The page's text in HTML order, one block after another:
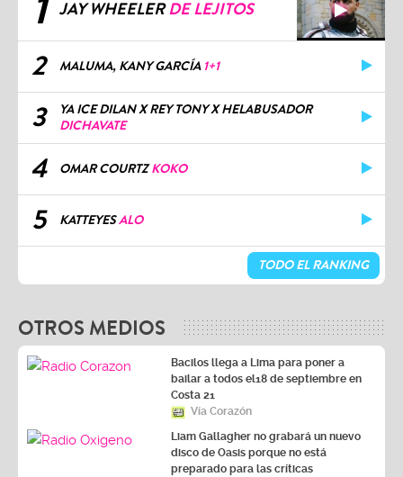
JAY WHEELERDE LEJITOS
2 MALUMA, KANY GARCÍA 1+1
3
YA ICE DILAN X REY TONY X HELABUSADOR
DICHAVATE
4 OMAR COURTZKOKO
5 KATTEYESALO
TODO EL RANKING
OTROS MEDIOS
Bacilos llega a Lima para poner a
bailar a todos el18 de septiembre en
Costa 21
Vía Corazón
Liam Gallagher no grabará un nuevo
disco de Oasis porque no está
preparado para las críticas